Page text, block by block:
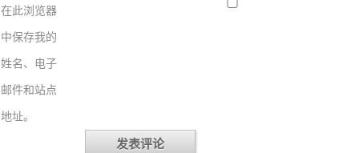
在此浏览器
中保存我的
姓名、电子
邮件和站点
地址。